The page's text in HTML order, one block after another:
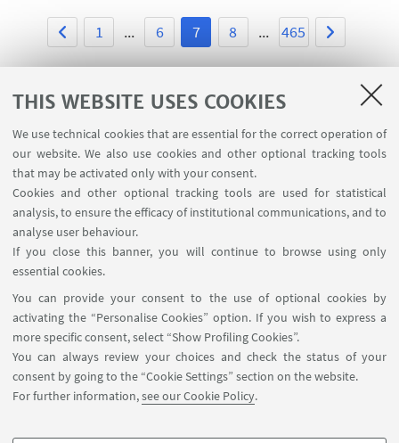
THIS WEBSITE USES COOKIES
We use technical cookies that are essential for the correct operation of
our website. We also use cookies and other optional tracking tools
that may be activated only with your consent.
Cookies and other optional tracking tools are used for statistical
analysis, to ensure the efficacy of institutional communications, and to
analyse user behaviour.
If you close this banner, you will continue to browse using only
essential cookies.
You can provide your consent to the use of optional cookies by
activating the “Personalise Cookies” option. If you wish to express a
more specific consent, select “Show Profiling Cookies”.
You can always review your choices and check the status of your
consent by going to the “Cookie Settings” section on the website.
For further information,see our Cookie Policy.
1 ... 6 7 8 ... 465
USEFUL LINKS
Contacts
FOLLOW THE DEPARTMENT ON:
FOLLOW UNIBO ON:
APP: